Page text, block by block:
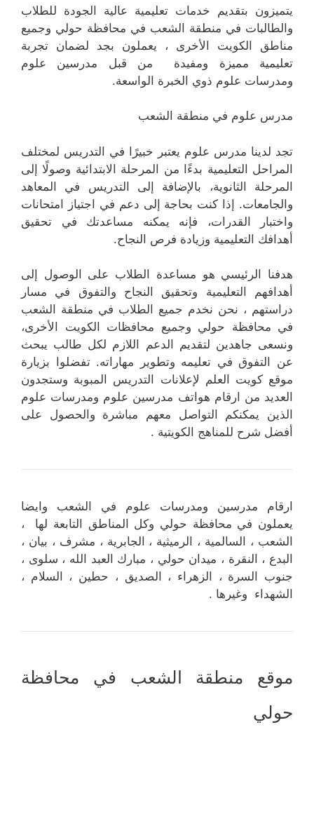
يتميزون بتقديم خدمات تعليمية عالية الجودة للطلاب
والطالبات في منطقة الشعب في محافظة حولي وجميع
مناطق الكويت الأخرى ، يعملون بجد لضمان تجربة
تعليمية مميزة ومفيدة من قبل مدرسين علوم
ومدرسات علوم ذوي الخبرة الواسعة.
مدرس علوم في منطقة الشعب
تجد لدينا مدرس علوم يعتبر خبيرًا في التدريس لمختلف
المراحل التعليمية بدءًا من المرحلة الابتدائية وصولًا إلى
المرحلة الثانوية، بالإضافة إلى التدريس في المعاهد
والجامعات. إذا كنت بحاجة إلى دعم في اجتياز امتحانات
واختبار القدرات، فإنه يمكنه مساعدتك في تحقيق
أهدافك التعليمية وزيادة فرص النجاح.
هدفنا الرئيسي هو مساعدة الطلاب على الوصول إلى
أهدافهم التعليمية وتحقيق النجاح والتفوق في مسار
دراستهم ، نحن نخدم جميع الطلاب في منطقة الشعب
في محافظة حولي وجميع محافظات الكويت الأخرى،
ونسعى جاهدين لتقديم الدعم اللازم لكل طالب يبحث
عن التفوق في تعليمه وتطوير مهاراته. تفضلوا بزيارة
موقع كويت العلم لإعلانات التدريس المبوبة وستجدون
العديد من ارقام هواتف مدرسين علوم ومدرسات علوم
الذين يمكنكم التواصل معهم مباشرة والحصول على
أفضل شرح للمناهج الكويتية .
ارقام مدرسين ومدرسات علوم في الشعب وايضا
يعملون في محافظة حولي وكل المناطق التابعة لها ،
الشعب ، السالمية ، الرميثية ، الجابرية ، مشرف ، بيان ،
البدع ، النقرة ، ميدان حولي ، مبارك العبد الله ، سلوى ،
جنوب السرة ، الزهراء ، الصديق ، حطين ، السلام ،
الشهداء وغيرها .
موقع منطقة الشعب في محافظة
حولي